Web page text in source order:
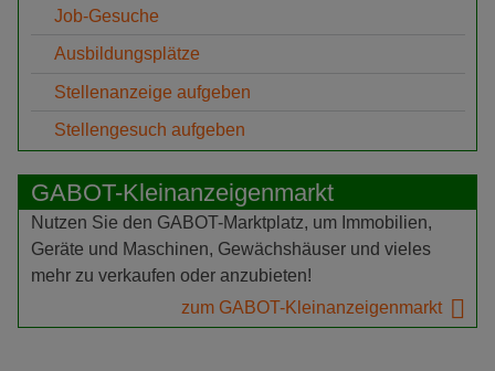
Job-Gesuche
Ausbildungsplätze
Stellenanzeige aufgeben
Stellengesuch aufgeben
GABOT-Kleinanzeigenmarkt
Nutzen Sie den GABOT-Marktplatz, um Immobilien,
Geräte und Maschinen, Gewächshäuser und vieles
mehr zu verkaufen oder anzubieten!
zum GABOT-Kleinanzeigenmarkt